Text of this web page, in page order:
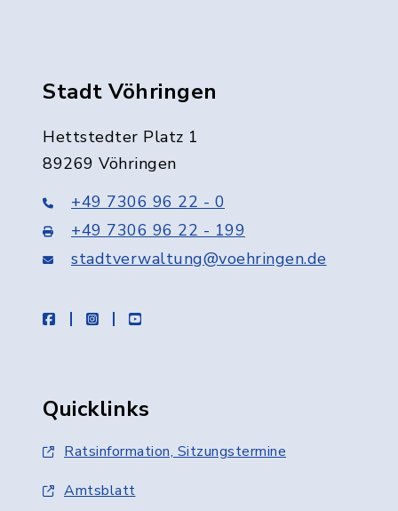
Stadt Vöhringen
Hettstedter Platz 1
89269 Vöhringen
+49 7306 96 22 - 0
+49 7306 96 22 - 199
stadtverwaltung@voehringen.de
facebookinstagramyoutube
Quicklinks
Ratsinformation, Sitzungstermine
Amtsblatt